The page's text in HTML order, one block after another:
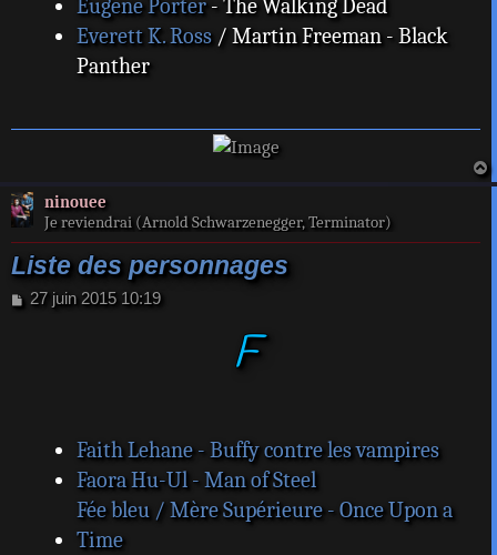
Eugene Porter- The Walking Dead
Everett K. Ross/ Martin Freeman - Black
Panther
a
ninouee
Je reviendrai (Arnold Schwarzenegger, Terminator)
Liste des personnages
M
27 juin 2015 10:19
F
Faith Lehane - Buffy contre les vampires
Faora Hu-Ul - Man of Steel
Fée bleu / Mère Supérieure - Once Upon a
Time